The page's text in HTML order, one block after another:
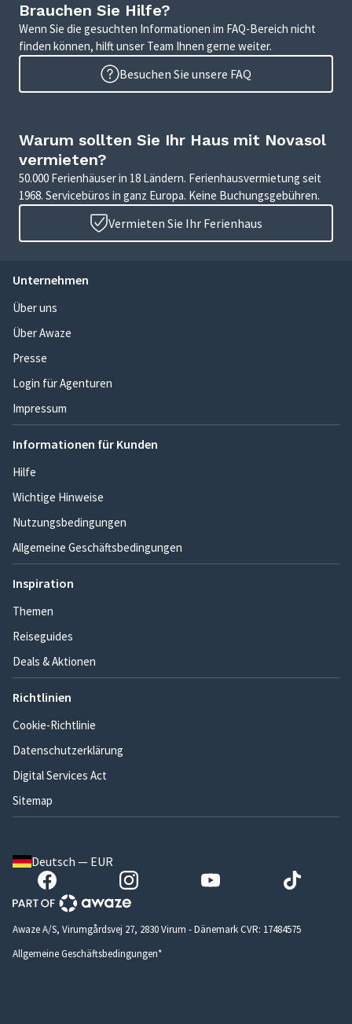
Brauchen Sie Hilfe?
Wenn Sie die gesuchten Informationen im FAQ-Bereich nicht
finden können, hilft unser Team Ihnen gerne weiter.
Besuchen Sie unsere FAQ
Warum sollten Sie Ihr Haus mit Novasol
vermieten?
50.000 Ferienhäuser in 18 Ländern. Ferienhausvermietung seit
1968. Servicebüros in ganz Europa. Keine Buchungsgebühren.
Vermieten Sie Ihr Ferienhaus
Unternehmen
Über uns
Über Awaze
Presse
Login für Agenturen
Impressum
Informationen für Kunden
Hilfe
Wichtige Hinweise
Nutzungsbedingungen
Allgemeine Geschäftsbedingungen
Inspiration
Themen
Reiseguides
Deals & Aktionen
Richtlinien
Cookie-Richtlinie
Datenschutzerklärung
Digital Services Act
Sitemap
Deutsch — EUR
Awaze A/S, Virumgårdsvej 27, 2830 Virum - Dänemark CVR: 17484575
Allgemeine Geschäftsbedingungen*